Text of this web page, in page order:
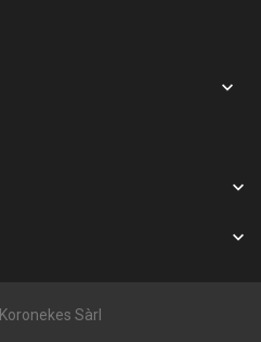



Koronekes Sàrl